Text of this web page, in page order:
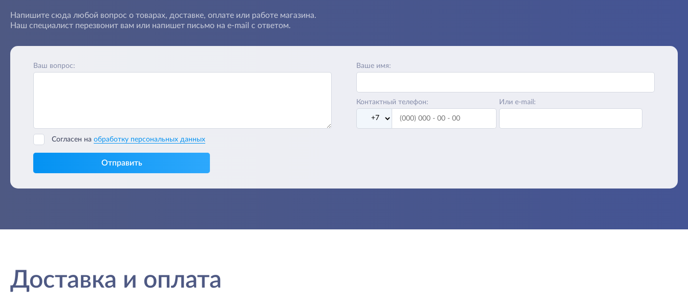
Напишите сюда любой вопрос о товарах, доставке, оплате или работе магазина.
Наш специалист перезвонит вам или напишет письмо на e-mail с ответом.
Ваш вопрос: Ваше имя:
Контактный телефон: Или e-mail:
Согласен на обработку персональных данных
Отправить
Доставка и оплата